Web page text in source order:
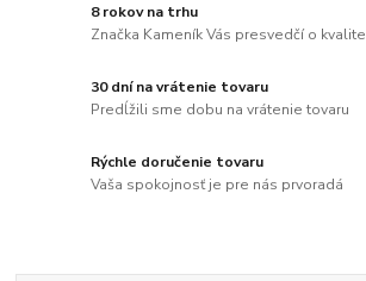
8 rokov na trhu
Značka Kameník Vás presvedčí o kvalite
30 dní na vrátenie tovaru
Predĺžili sme dobu na vrátenie tovaru
Rýchle doručenie tovaru
Vaša spokojnosť je pre nás prvoradá